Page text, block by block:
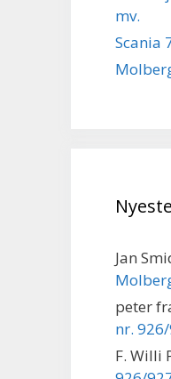
mv.
Scania
Jan
peter
nr.
F. Willi